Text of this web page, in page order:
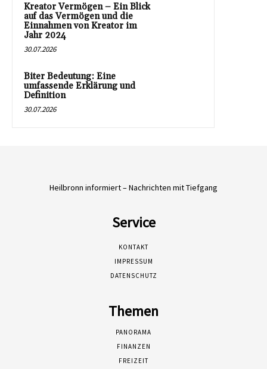
Kreator Vermögen – Ein Blick
auf das Vermögen und die
Einnahmen von Kreator im
Jahr 2024
30.07.2026
Biter Bedeutung: Eine
umfassende Erklärung und
Definition
30.07.2026
Heilbronn informiert – Nachrichten mit Tiefgang
Service
KONTAKT
IMPRESSUM
DATENSCHUTZ
Themen
PANORAMA
FINANZEN
FREIZEIT